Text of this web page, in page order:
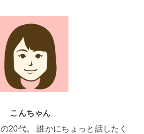
こんちゃん
20代。 誰かにちょっと話したく